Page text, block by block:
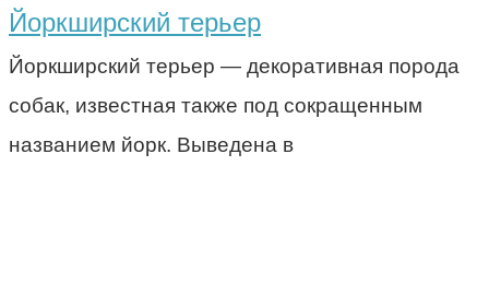
Йоркширский терьер
Йоркширский терьер — декоративная порода
собак, известная также под сокращенным
названием йорк. Выведена в